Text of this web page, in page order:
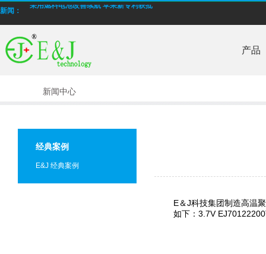
新闻：
采用燃料电池改善续航 苹果新专利获批
E＆J 锂聚合物电池电池，型号为EJ606090，4000mAh通过PSE认证
E＆J生产的快速充电锂电池，支持2-10C充电电流
2014年12月我国电池行业出口额同比增长16.67%
产品
新闻中心
经典案例
E&J 经典案例
E＆J科技集团制造高温聚
如下：3.7V EJ70122200T